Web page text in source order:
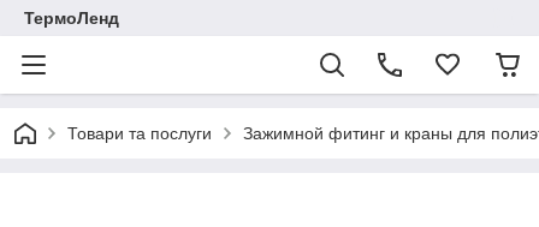
ТермоЛенд
Товари та послуги Зажимной фитинг и краны для